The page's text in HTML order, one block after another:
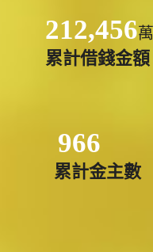
212,456萬
累計借錢金額
966
累計金主數